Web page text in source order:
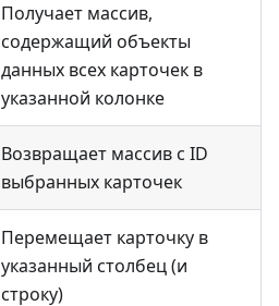
Получает массив,
содержащий объекты
данных всех карточек в
указанной колонке
Возвращает массив с ID
выбранных карточек
Перемещает карточку в
указанный столбец (и
строку)